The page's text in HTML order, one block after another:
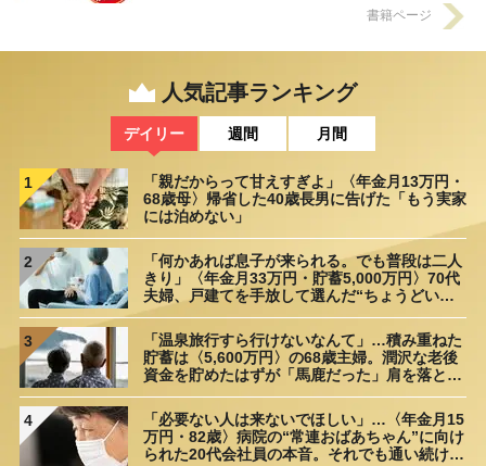
書籍ページ
人気記事ランキング
デイリー 週間 月間
1
「親だからって甘えすぎよ」〈年金月13万円・
68歳母〉帰省した40歳長男に告げた「もう実家
には泊めない」
2
「何かあれば息子が来られる。でも普段は二人
きり」〈年金月33万円・貯蓄5,000万円〉70代
夫婦、戸建てを手放して選んだ“ちょうどいい
3
「温泉旅行すら行けないなんて」…積み重ねた
貯蓄は〈5,600万円〉の68歳主婦。潤沢な老後
資金を貯めたはずが「馬鹿だった」肩を落とす
4
「必要ない人は来ないでほしい」…〈年金月15
万円・82歳〉病院の“常連おばあちゃん”に向け
られた20代会社員の本音。それでも通い続ける